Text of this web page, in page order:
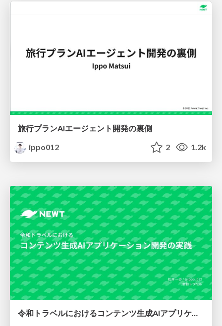
旅行プランAIエージェント開発の裏側
ippo012
2 1.2k